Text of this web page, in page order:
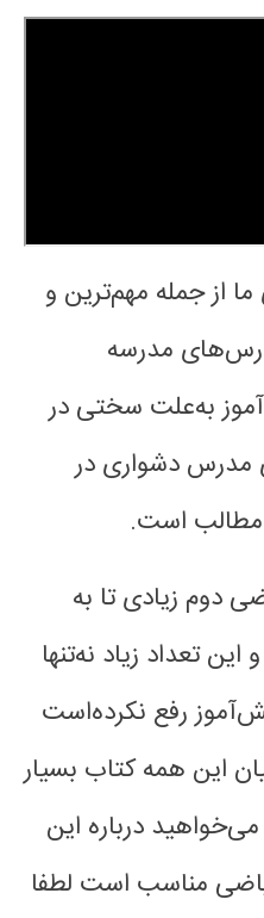
از جمله مهم‌ترین و
مدرسه
به‌علت سختی در
مدرس دشواری در
است.
دوم زیادی تا به
تعداد زیاد نه‌تنها
رفع نکرده‌است
این همه کتاب بسیار
درباره این
مناسب است لطفا